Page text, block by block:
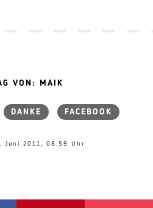
VON: MAIK
DANKE FACEBOOK
Juni 2011, 08:59 Uhr